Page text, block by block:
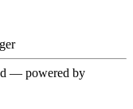
— powered by